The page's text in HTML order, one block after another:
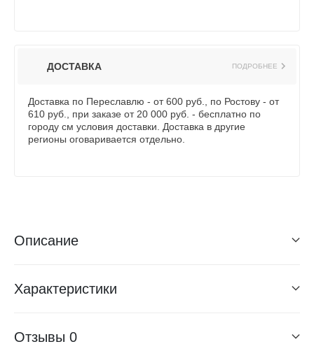
ДОСТАВКА ПОДРОБНЕЕ
Доставка по Переславлю - от 600 руб., по Ростову - от
610 руб., при заказе от 20 000 руб. - бесплатно по
городу см условия доставки. Доставка в другие
регионы оговаривается отдельно.
Описание
Характеристики
Отзывы 0